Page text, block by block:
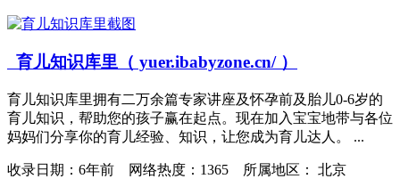
育儿知识库里（ yuer.ibabyzone.cn/ ）
育儿知识库里拥有二万余篇专家讲座及怀孕前及胎儿0-6岁的
育儿知识，帮助您的孩子赢在起点。现在加入宝宝地带与各位
妈妈们分享你的育儿经验、知识，让您成为育儿达人。 ...
收录日期： 6年前 网络热度：1365 所属地区： 北京